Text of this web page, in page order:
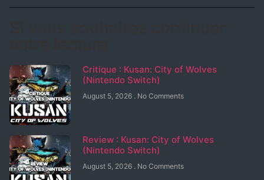
Critique : Kusan: City of Wolves
(Nintendo Switch)
August 5, 2026 No Comments
Review : Kusan: City of Wolves
(Nintendo Switch)
August 5, 2026 No Comments